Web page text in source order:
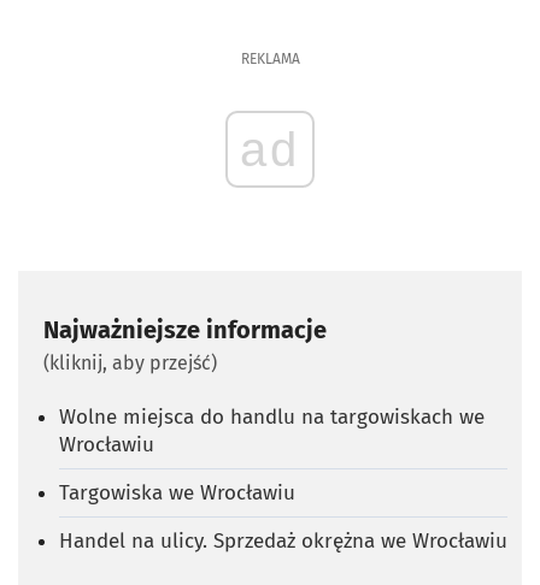
REKLAMA
ad
Najważniejsze informacje
(kliknij, aby przejść)
Wolne miejsca do handlu na targowiskach we
Wrocławiu
Targowiska we Wrocławiu
Handel na ulicy. Sprzedaż okrężna we Wrocławiu